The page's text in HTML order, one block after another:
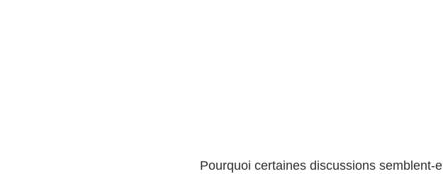
Pourquoi certaines discussions